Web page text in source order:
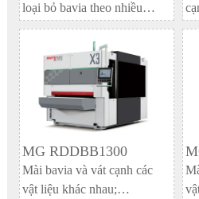
loại bỏ bavia theo nhiều
hướng, bo tròn cạnh, đánh
bóng và xử lý bề mặt khác.
MG RDDBB1300
Mài bavia và vát cạnh các
vật liệu khác nhau;